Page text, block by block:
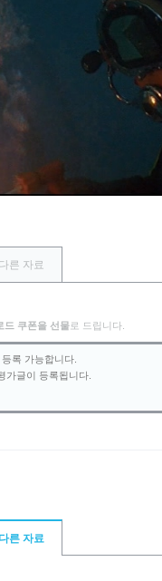
른 자료
드 쿠폰을 선물로 드립니다.
른 자료